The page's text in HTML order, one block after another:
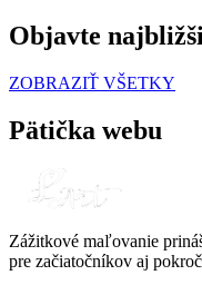
Objavte
ZOBRAZIŤ VŠETKY
Pätička webu
Zážitkové maľovanie
pre začiatočníkov aj